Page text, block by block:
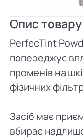
Опис товару
PerfecTint
попереджує
променів на
фізичних
Засіб має
вбирає